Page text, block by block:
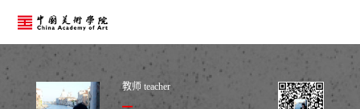
教师 teacher